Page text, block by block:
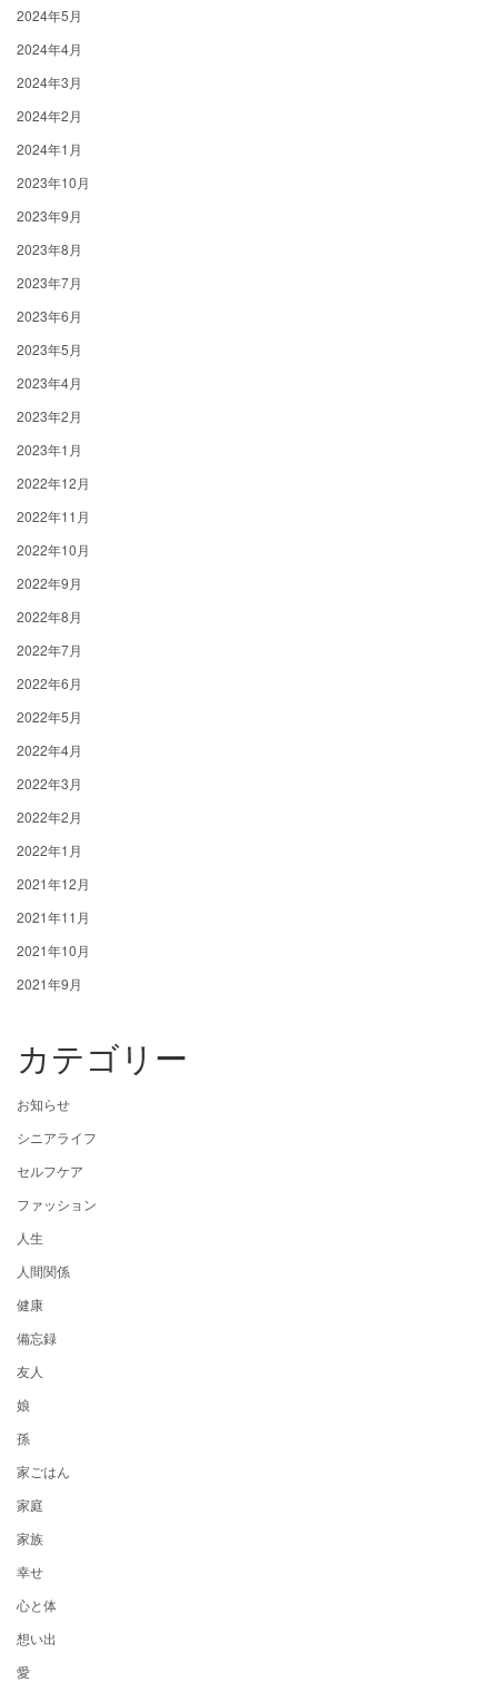
2024年5月
2024年4月
2024年3月
2024年2月
2024年1月
2023年10月
2023年9月
2023年8月
2023年7月
2023年6月
2023年5月
2023年4月
2023年2月
2023年1月
2022年12月
2022年11月
2022年10月
2022年9月
2022年8月
2022年7月
2022年6月
2022年5月
2022年4月
2022年3月
2022年2月
2022年1月
2021年12月
2021年11月
2021年10月
2021年9月
カテゴリー
お知らせ
シニアライフ
セルフケア
ファッション
人生
人間関係
健康
備忘録
友人
娘
孫
家ごはん
家庭
家族
幸せ
心と体
想い出
愛